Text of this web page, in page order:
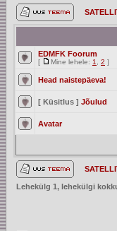
EDMFK Foorum
[ Mine lehele: 1 2 ]
Head naistepäeva!
[ Küsitlus ] Jõulud
Avatar
Lehekülg 1, lehekülgi